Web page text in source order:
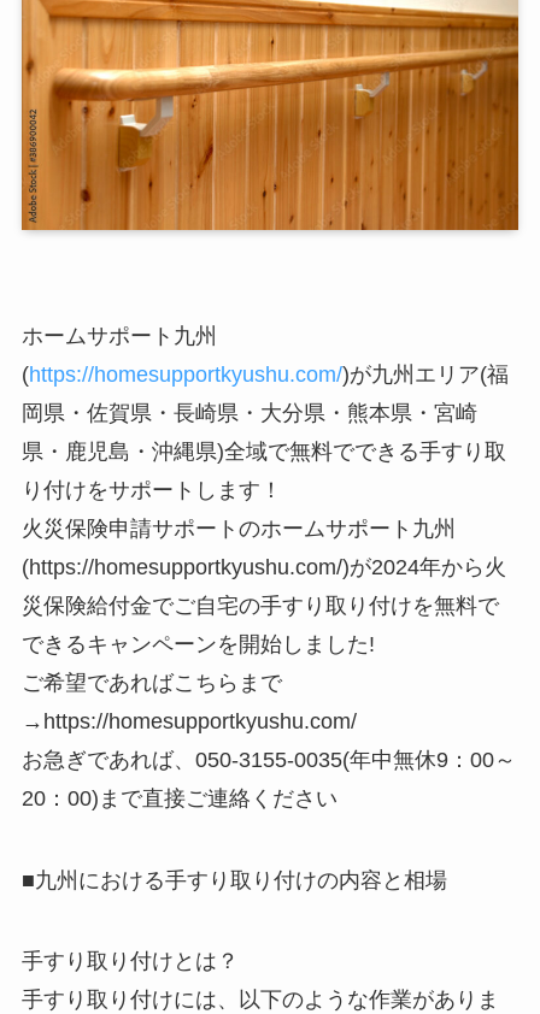
ホームサポート九州
(https://homesupportkyushu.com/)が九州エリア(福
岡県・佐賀県・長崎県・大分県・熊本県・宮崎
県・鹿児島・沖縄県)全域で無料でできる手すり取
り付けをサポートします！
火災保険申請サポートのホームサポート九州
(https://homesupportkyushu.com/)が2024年から火
災保険給付金でご自宅の手すり取り付けを無料で
できるキャンペーンを開始しました!
ご希望であればこちらまで
→https://homesupportkyushu.com/
お急ぎであれば、050-3155-0035(年中無休9：00～
20：00)まで直接ご連絡ください
■九州における手すり取り付けの内容と相場
手すり取り付けとは？
手すり取り付けには、以下のような作業がありま